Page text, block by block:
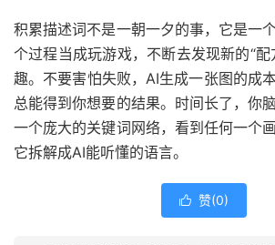
积累描述词不是一朝一夕的事，它是一
个过程当成玩游戏，不断去发现新的“配
趣。不要害怕失败，AI生成一张图的成
总能得到你想要的结果。时间长了，你
一个庞大的关键词网络，看到任何一个
它拆解成AI能听懂的语言。
 赞(0)